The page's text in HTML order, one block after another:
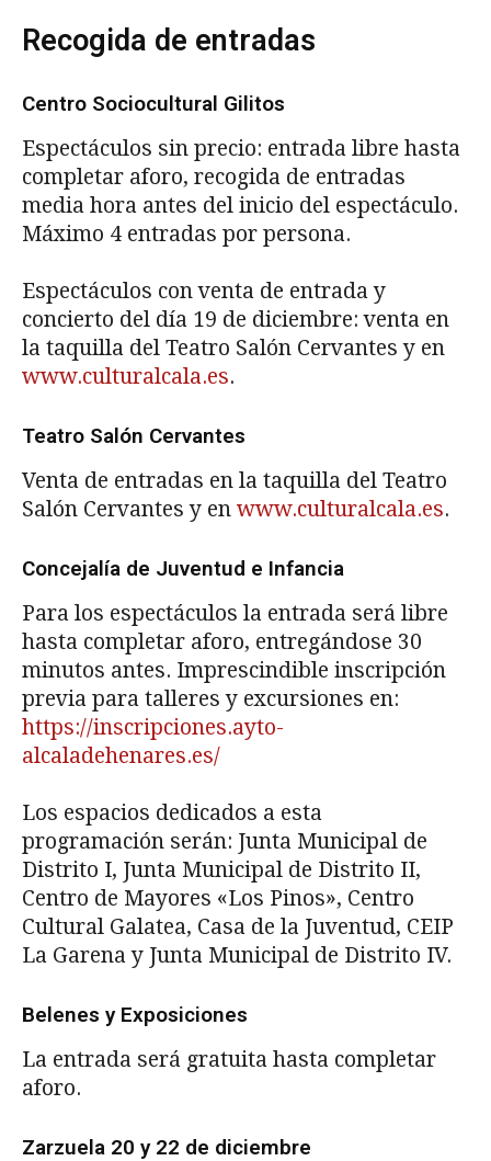
Recogida de entradas
Centro Sociocultural Gilitos
Espectáculos sin precio: entrada libre hasta
completar aforo, recogida de entradas
media hora antes del inicio del espectáculo.
Máximo 4 entradas por persona.
Espectáculos con venta de entrada y
concierto del día 19 de diciembre: venta en
la taquilla del Teatro Salón Cervantes y en
www.culturalcala.es.
Teatro Salón Cervantes
Venta de entradas en la taquilla del Teatro
Salón Cervantes y en www.culturalcala.es.
Concejalía de Juventud e Infancia
Para los espectáculos la entrada será libre
hasta completar aforo, entregándose 30
minutos antes. Imprescindible inscripción
previa para talleres y excursiones en:
https://inscripciones.ayto-
alcaladehenares.es/
Los espacios dedicados a esta
programación serán: Junta Municipal de
Distrito I, Junta Municipal de Distrito II,
Centro de Mayores «Los Pinos», Centro
Cultural Galatea, Casa de la Juventud, CEIP
La Garena y Junta Municipal de Distrito IV.
Belenes y Exposiciones
La entrada será gratuita hasta completar
aforo.
Zarzuela 20 y 22 de diciembre